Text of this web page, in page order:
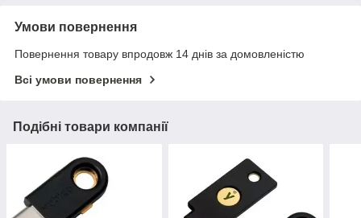
Умови повернення
Повернення товару впродовж 14 днів за домовленістю
Всі умови повернення
Подібні товари компанії